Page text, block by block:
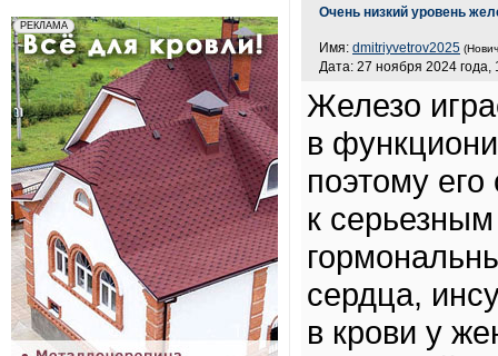
Очень низкий уровень
Имя: dmitriyvetrov2025
Дата: 27 ноября 2024 года,
Железо
в
поэтому
к
сердца,
в крови у